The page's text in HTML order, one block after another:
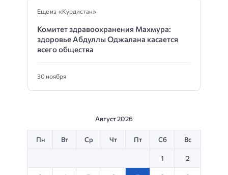
Еще из «Курдистан»
Комитет здравоохранения Махмура:
здоровье Абдуллы Оджалана касается
всего общества
30 ноября
Август 2026
Пн Вт Ср Чт Пт Сб Вс
1 2